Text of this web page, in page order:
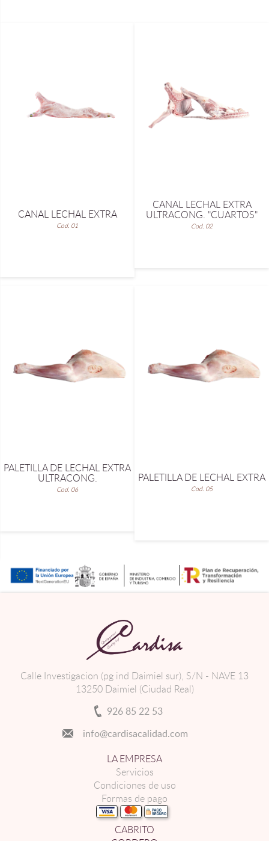
CANAL LECHAL EXTRA
Cod. 01
CANAL LECHAL EXTRA
ULTRACONG. "CUARTOS"
Cod. 02
PALETILLA DE LECHAL EXTRA
ULTRACONG.
Cod. 06
PALETILLA DE LECHAL EXTRA
Cod. 05
Calle Investigacion (pg ind Daimiel sur), S/N - NAVE 13
13250 Daimiel (Ciudad Real)
926 85 22 53
info@cardisacalidad.com
LA EMPRESA
Servicios
Condiciones de uso
Formas de pago
CABRITO